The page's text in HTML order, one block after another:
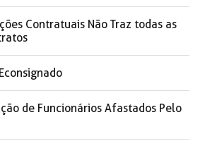
Contratuais Não Traz todas as
de Funcionários Afastados Pelo